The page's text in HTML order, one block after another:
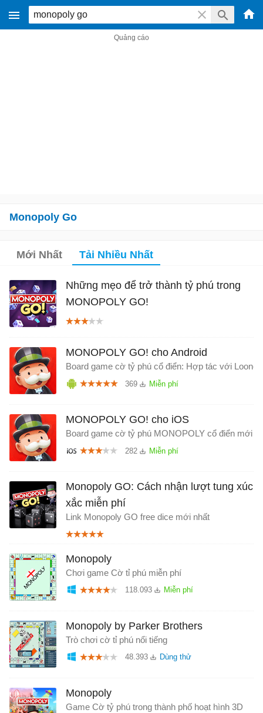
Monopoly Go
Mới Nhất Tải Nhiều Nhất
Những mẹo để trở thành tỷ phú trong
MONOPOLY GO!
MONOPOLY GO! cho Android
Board game cờ tỷ phú cổ điển: Hợp tác với
369
MONOPOLY GO! cho iOS
Board game cờ tỷ phú MONOPOLY cổ điển mới
282
Monopoly GO: Cách nhận lượt tung xúc
xắc miễn phí
Link Monopoly GO free dice mới nhất
Monopoly
Chơi game Cờ tỉ phú miễn phí
118.093
Monopoly by Parker Brothers
Trò chơi cờ tỉ phú nổi tiếng
48.393
Monopoly
Game Cờ tỷ phú trong thành phố hoạt hình 3D